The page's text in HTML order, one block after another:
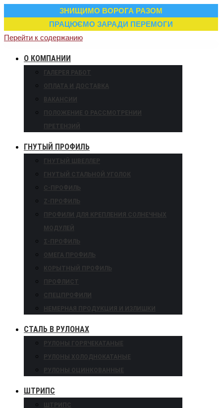
ЗНИЩИМО ВОРОГА РАЗОМ
ПРАЦЮЄМО ЗАРАДИ ПЕРЕМОГИ
Перейти к содержанию
О КОМПАНИИ
ГАЛЕРЕЯ РАБОТ
ОПЛАТА И ДОСТАВКА
ВАКАНСИИ
ПОЛОЖЕНИЕ О РАССМОТРЕНИИ
ПРЕТЕНЗИЙ
ГНУТЫЙ ПРОФИЛЬ
ГНУТЫЙ ШВЕЛЛЕР
ГНУТЫЙ СТАЛЬНОЙ УГОЛОК
С-ПРОФИЛЬ
Z-ПРОФИЛЬ
ПРОФИЛИ ДЛЯ КРЕПЛЕНИЯ СОЛНЕЧНЫХ
МОДУЛЕЙ
Σ-ПРОФИЛЬ
ОМЕГА ПРОФИЛЬ
КОРЫТНЫЙ ПРОФИЛЬ
ПРОФЛИСТ
СПЕЦПРОФИЛИ
НЕМЕРНАЯ ПРОДУКЦИЯ И ИЗЛИШКИ
СТАЛЬ В РУЛОНАХ
РУЛОНЫ ГОРЯЧЕКАТАНЫЕ
РУЛОНЫ ХОЛОДНОКАТАНЫЕ
РУЛОНЫ ОЦИНКОВАННЫЕ
ШТРИПС
ШТРИПС